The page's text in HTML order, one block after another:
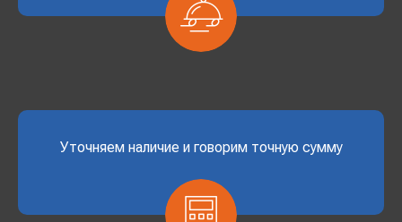
Уточняем наличие и говорим точную сумму